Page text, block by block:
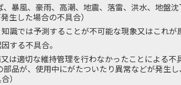
暴風、豪雨、高潮、地震、落雷、洪水、地盤
生した場合の不具合）
識では予測することが不可能な現象又はこれが
する不具合。
は適切な維持管理を行わなかったことによる不
部品が、使用中にがたついたり異常などが発生
）